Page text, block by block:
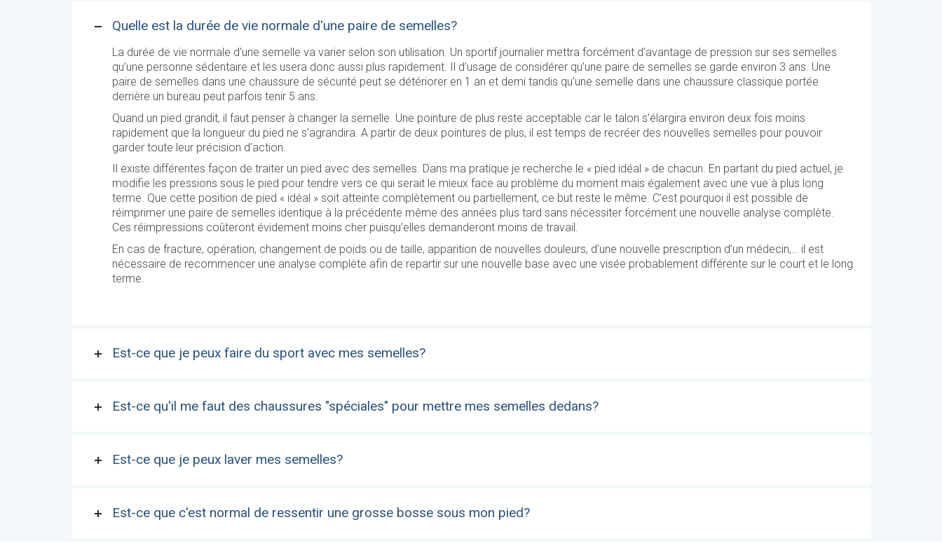
Quelle est la durée de vie normale d'une paire de semelles?
La durée de vie normale d’une semelle va varier selon son utilisation. Un sportif journalier mettra forcément d’avantage de pression sur ses semelles
qu’une personne sédentaire et les usera donc aussi plus rapidement. Il d’usage de considérer qu’une paire de semelles se garde environ 3 ans. Une
paire de semelles dans une chaussure de sécurité peut se détériorer en 1 an et demi tandis qu’une semelle dans une chaussure classique portée
derrière un bureau peut parfois tenir 5 ans.
Quand un pied grandit, il faut penser à changer la semelle. Une pointure de plus reste acceptable car le talon s’élargira environ deux fois moins
rapidement que la longueur du pied ne s’agrandira. A partir de deux pointures de plus, il est temps de recréer des nouvelles semelles pour pouvoir
garder toute leur précision d’action.
Il existe différentes façon de traiter un pied avec des semelles. Dans ma pratique je recherche le « pied idéal » de chacun. En partant du pied actuel, je
modifie les pressions sous le pied pour tendre vers ce qui serait le mieux face au problème du moment mais également avec une vue à plus long
terme. Que cette position de pied « idéal » soit atteinte complètement ou partiellement, ce but reste le même. C’est pourquoi il est possible de
réimprimer une paire de semelles identique à la précédente même des années plus tard sans nécessiter forcément une nouvelle analyse complète.
Ces réimpressions coûteront évidement moins cher puisqu’elles demanderont moins de travail.
En cas de fracture, opération, changement de poids ou de taille, apparition de nouvelles douleurs, d’une nouvelle prescription d’un médecin,… il est
nécessaire de recommencer une analyse complète afin de repartir sur une nouvelle base avec une visée probablement différente sur le court et le long
terme.
Est-ce que je peux faire du sport avec mes semelles?
Est-ce qu'il me faut des chaussures "spéciales" pour mettre mes semelles dedans?
Est-ce que je peux laver mes semelles?
Est-ce que c'est normal de ressentir une grosse bosse sous mon pied?